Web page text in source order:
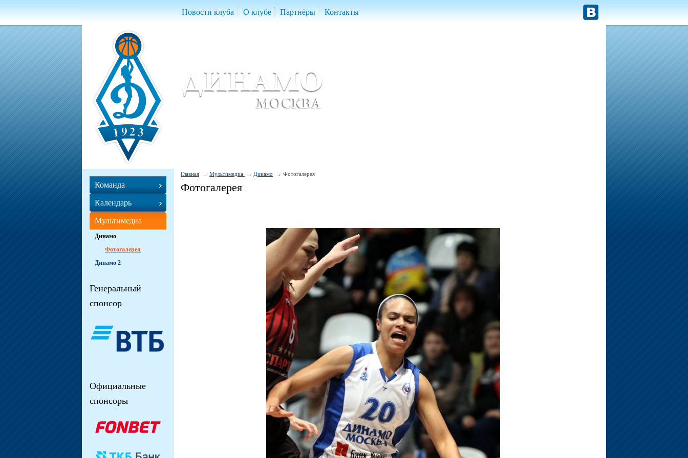
Новости клуба О клубе Партнёры Контакты
Главная Мультимедиа Динамо Фотогалерея
Фотогалерея
Команда
Календарь
Мультимедиа
Динамо
Фотогалерея
Динамо 2
Генеральный
спонсор
Официальные
спонсоры